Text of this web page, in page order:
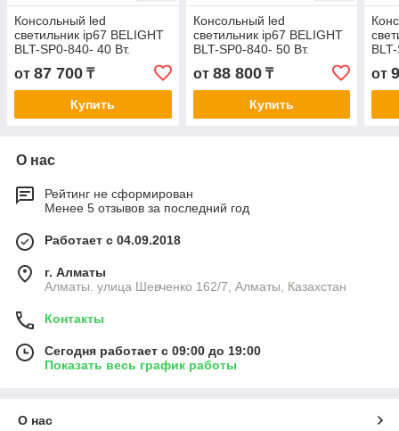
Консольный led
светильник ip67 BELIGHT
BLT-SP0-840- 40 Вт.
Сертификат СТ КЗ
от 87 700 ₸
Купить
Консольный led
светильник ip67 BELIGHT
BLT-SP0-840- 50 Вт.
Сертификат СТ КЗ
от 88 800₸
Купить
от
О нас
Рейтинг не сформирован
Менее 5 отзывов за последний год
Работает с 04.09.2018
г. Алматы
Алматы. улица Шевченко 162/7, Алматы, Казахстан
Контакты
Сегодня работает с 09:00 до 19:00
Показать весь график работы
О нас